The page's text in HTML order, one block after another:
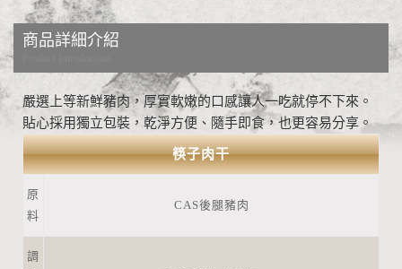
商品詳細介紹
嚴選上等新鮮豬肉，厚實軟嫩的口感讓人一吃就停不下來。
貼心採用獨立包裝，乾淨方便、隨手即食，也更容易分享。
筷子肉干
原
料
CAS後腿豬肉
調